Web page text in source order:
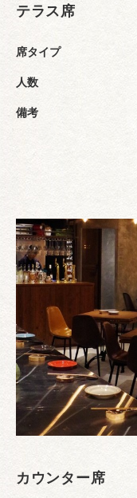
テラス席
席タイプ
人数
備考
カウンター席